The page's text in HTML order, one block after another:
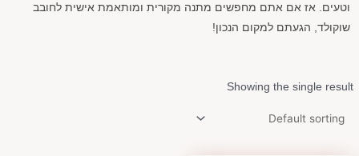
וטעים. אז אם אתם מחפשים מתנה מקורית ומותאמת אישית לחובב
שוקולד, הגעתם למקום הנכון!
Showing the single result